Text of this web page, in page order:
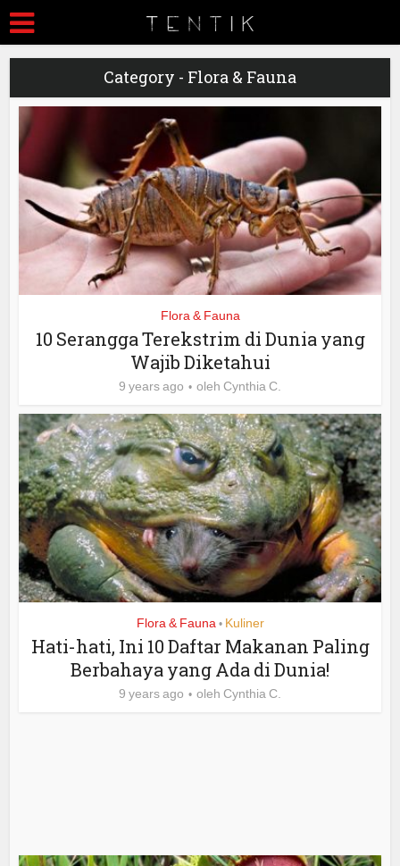
Category - Flora & Fauna
Flora & Fauna
10 Serangga Terekstrim di Dunia yang
Wajib Diketahui
9 years ago oleh Cynthia C.
Flora & Fauna • Kuliner
Hati-hati, Ini 10 Daftar Makanan Paling
Berbahaya yang Ada di Dunia!
9 years ago oleh Cynthia C.